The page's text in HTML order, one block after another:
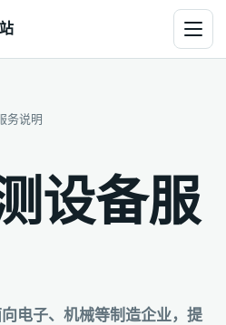
务说明
设备服
电子、机械等制造企业，提